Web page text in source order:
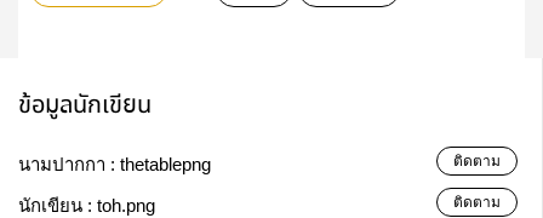
ข้อมูลนักเขียน
นามปากกา : thetablepng ติดตาม
นักเขียน : toh.png ติดตาม